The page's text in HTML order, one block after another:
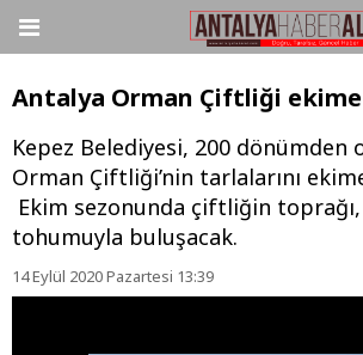
Antalya Orman Çiftliği ekime
Kepez Belediyesi, 200 dönümden
Orman Çiftliği’nin tarlalarını
Ekim sezonunda çiftliğin
tohumuyla buluşacak.
14 Eylül 2020 Pazartesi 13:39